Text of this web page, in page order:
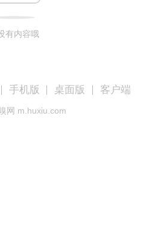
有内容哦
手机版 桌面版 客户端
网 m.huxiu.com